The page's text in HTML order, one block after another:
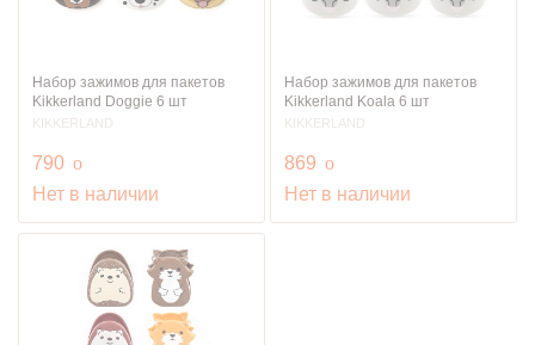
Набор зажимов для пакетов
Kikkerland Doggie 6 шт
KIKKERLAND
790 руб.
o
Нет в наличии
Набор зажимов для пакетов
Kikkerland Koala 6 шт
KIKKERLAND
869 руб.
o
Нет в наличии